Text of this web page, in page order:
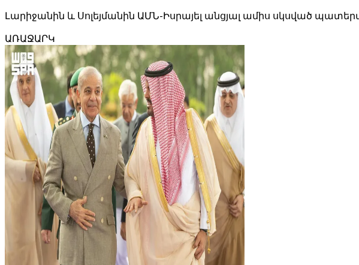
Լարիջանին և Սոլեյմանին ԱՄՆ-Իսրայել անցյալ ամիս սկսված
ԱՌԱՋԱՐԿ